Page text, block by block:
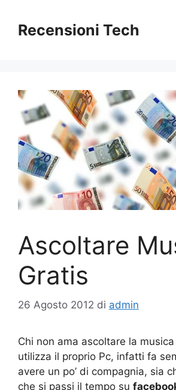
contenuto
Recensioni Tech
Ascoltare
Gratis
26 Agosto 2012 di admin
Chi non ama ascoltare la
utilizza il proprio Pc, infatti fa
avere un po’ di compagnia, sia
che si passi il tempo su